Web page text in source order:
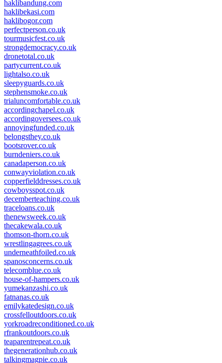
haklibandung.com
haklibekasi.com
haklibogor.com
perfectperson.co.uk
tourmusicfest.co.uk
strongdemocracy.co.uk
dronetotal.co.uk
partycurrent.co.uk
lightalso.co.uk
sleepyguards.co.uk
stephensmoke.co.uk
trialuncomfortable.co.uk
accordingchapel.co.uk
accordingoversees.co.uk
annoyingfunded.co.uk
belongsthey.co.uk
bootsrover.co.uk
burndeniers.co.uk
canadaperson.co.uk
conwayviolation.co.uk
copperfielddresses.co.uk
cowboysspot.co.uk
decemberteaching.co.uk
traceloans.co.uk
thenewsweek.co.uk
thecakewala.co.uk
thomson-thorn.co.uk
wrestlingagrees.co.uk
underneathfoiled.co.uk
spanosconcerns.co.uk
telecomblue.co.uk
house-of-hampers.co.uk
yumekanzashi.co.uk
fatnanas.co.uk
emilykatedesign.co.uk
crossfelloutdoors.co.uk
yorkroadreconditioned.co.uk
rfrankoutdoors.co.uk
teaparentrepeat.co.uk
thegenerationhub.co.uk
talkingmagpie.co.uk